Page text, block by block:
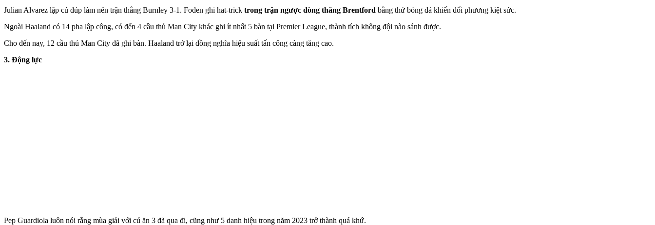
Julian Alvarez lập cú đúp làm nên trận thắng Burnley 3-1. Foden ghi hat-trick trong trận ngược dòng thắng Brentford bằng thứ bóng đá khiến đối phương kiệt sức.
Ngoài Haaland có 14 pha lập công, có đến 4 cầu thủ Man City khác ghi ít nhất 5 bàn tại Premier League, thành tích không đội nào sánh được.
Cho đến nay, 12 cầu thủ Man City đã ghi bàn. Haaland trở lại đồng nghĩa hiệu suất tấn công càng tăng cao.
3. Động lực
Pep Guardiola luôn nói rằng mùa giải với cú ăn 3 đã qua đi, cũng như 5 danh hiệu trong năm 2023 trở thành quá khứ.